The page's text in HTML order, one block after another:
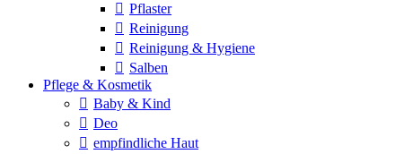
Pflaster
Reinigung
Reinigung & Hygiene
Salben
Pflege & Kosmetik
Baby & Kind
Deo
empfindliche Haut